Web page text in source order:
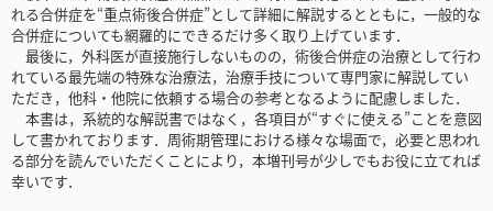
れる合併症を“重点術後合併症”として詳細に解説するとともに，一般的な
合併症についても網羅的にできるだけ多く取り上げています．
最後に，外科医が直接施行しないものの，術後合併症の治療として行わ
れている最先端の特殊な治療法，治療手技について専門家に解説してい
ただき，他科・他院に依頼する場合の参考となるように配慮しました．
本書は，系統的な解説書ではなく，各項目が“すぐに使える”ことを意図
して書かれております．周術期管理における様々な場面で，必要と思われ
る部分を読んでいただくことにより，本増刊号が少しでもお役に立てれば
幸いです．